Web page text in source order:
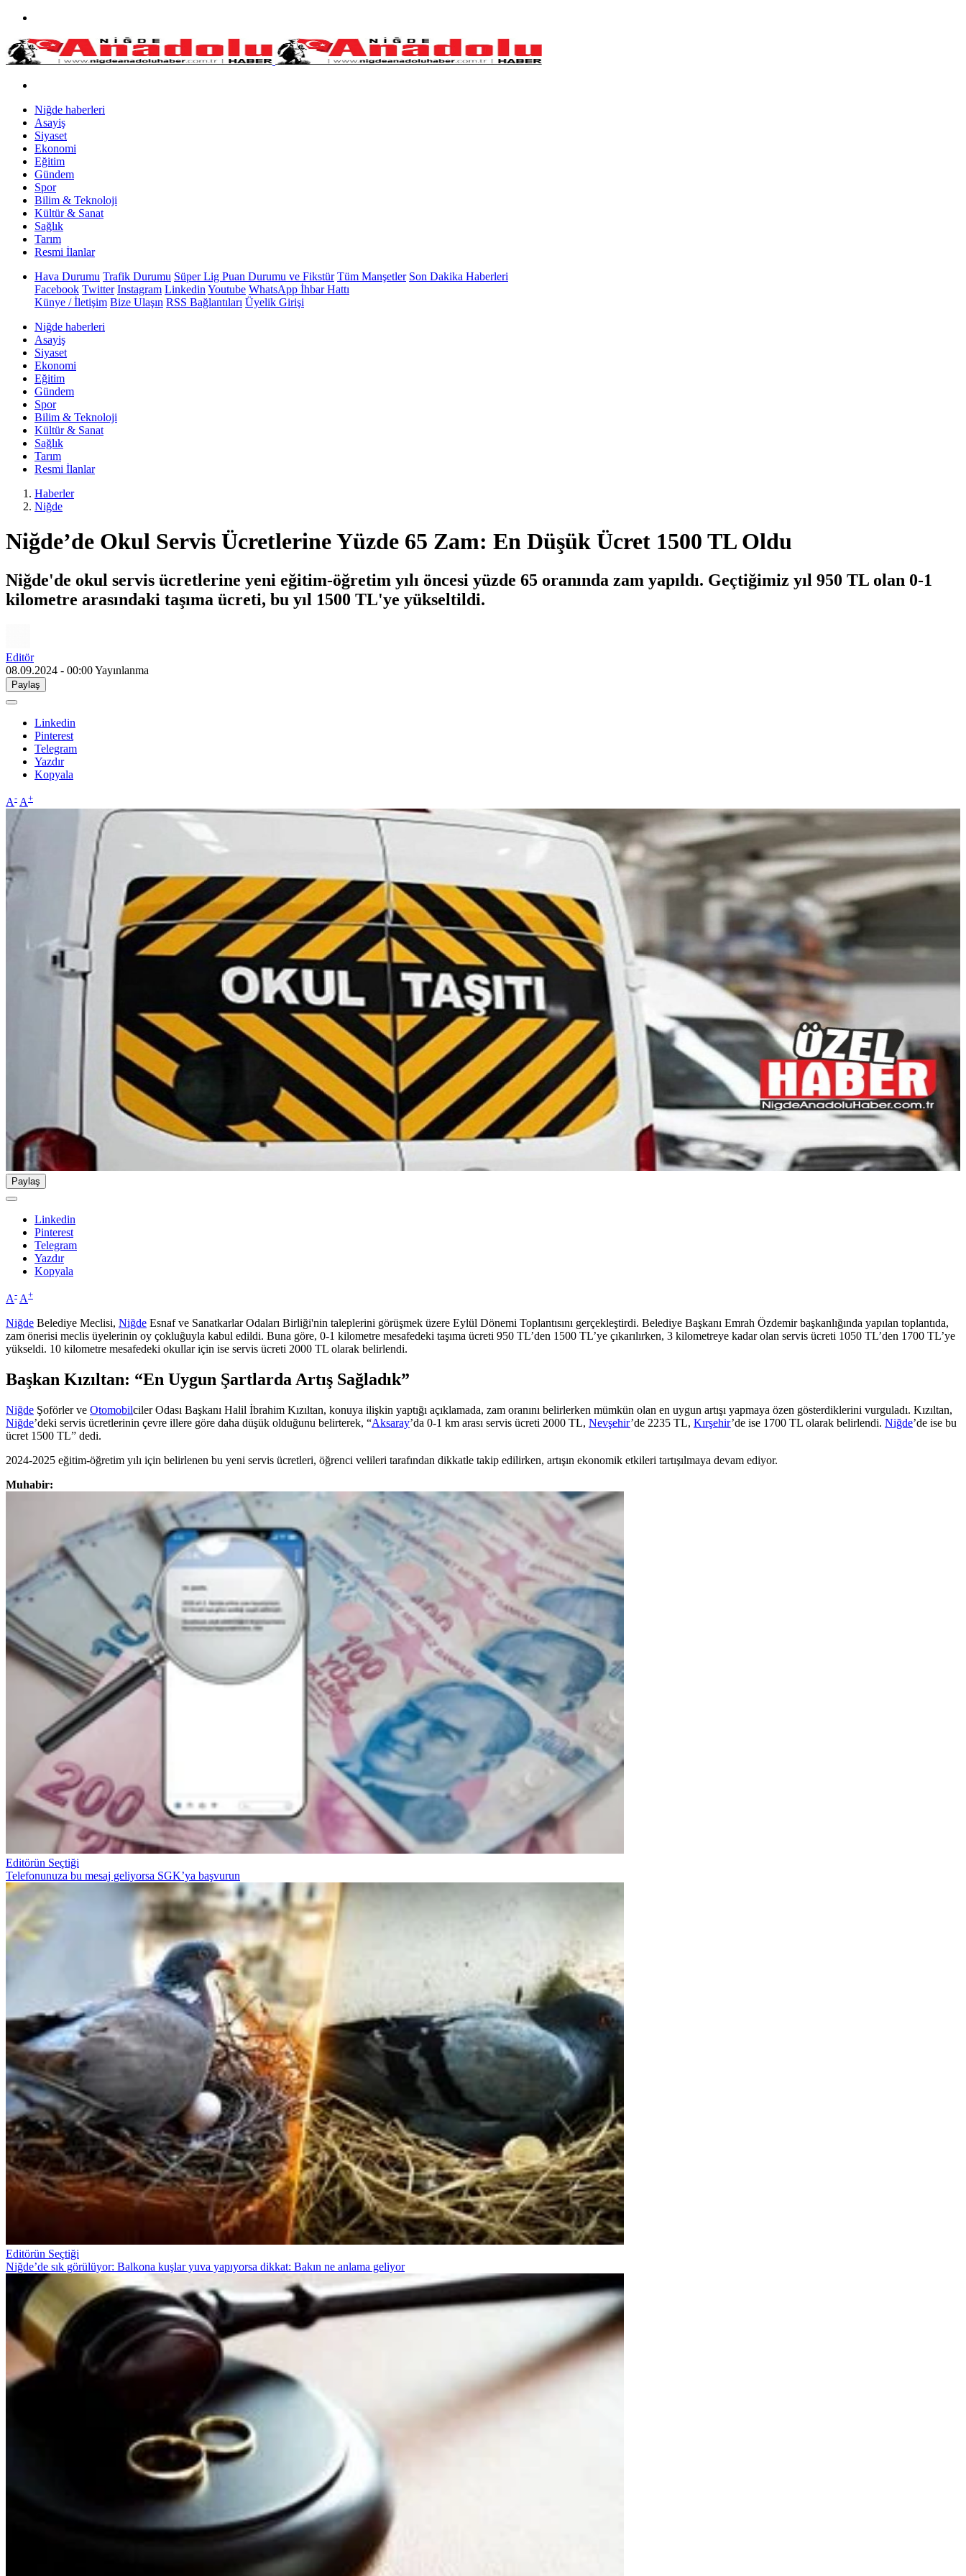
Niğde haberleri
Asayiş
Siyaset
Ekonomi
Eğitim
Gündem
Spor
Bilim & Teknoloji
Kültür & Sanat
Sağlık
Tarım
Resmi İlanlar
Hava Durumu Trafik Durumu Süper Lig Puan Durumu ve Fikstür Tüm Manşetler Son Dakika Haberleri
Facebook Twitter Instagram Linkedin Youtube WhatsApp İhbar Hattı
Künye / İletişim Bize Ulaşın RSS Bağlantıları Üyelik Girişi
Niğde haberleri
Asayiş
Siyaset
Ekonomi
Eğitim
Gündem
Spor
Bilim & Teknoloji
Kültür & Sanat
Sağlık
Tarım
Resmi İlanlar
Haberler
Niğde
Niğde’de Okul Servis Ücretlerine Yüzde 65 Zam: En Düşük Ücret 1500 TL Oldu
Niğde'de okul servis ücretlerine yeni eğitim-öğretim yılı öncesi yüzde 65 oranında zam yapıldı. Geçtiğimiz yıl 950 TL olan 0-1
kilometre arasındaki taşıma ücreti, bu yıl 1500 TL'ye yükseltildi.
Editör
08.09.2024 - 00:00Yayınlanma
Paylaş
Linkedin
Pinterest
Telegram
Yazdır
Kopyala
A- A+
Paylaş
Linkedin
Pinterest
Telegram
Yazdır
Kopyala
A- A+
Niğde Belediye Meclisi, Niğde Esnaf ve Sanatkarlar Odaları Birliği'nin taleplerini görüşmek üzere Eylül Dönemi Toplantısını gerçekleştirdi. Belediye Başkanı Emrah Özdemir başkanlığında yapılan toplantıda,
zam önerisi meclis üyelerinin oy çokluğuyla kabul edildi. Buna göre, 0-1 kilometre mesafedeki taşıma ücreti 950 TL’den 1500 TL’ye çıkarılırken, 3 kilometreye kadar olan servis ücreti 1050 TL’den 1700 TL’ye
yükseldi. 10 kilometre mesafedeki okullar için ise servis ücreti 2000 TL olarak belirlendi.
Başkan Kızıltan: “En Uygun Şartlarda Artış Sağladık”
Niğde Şoförler ve Otomobilciler Odası Başkanı Halil İbrahim Kızıltan, konuya ilişkin yaptığı açıklamada, zam oranını belirlerken mümkün olan en uygun artışı yapmaya özen gösterdiklerini vurguladı. Kızıltan,
Niğde’deki servis ücretlerinin çevre illere göre daha düşük olduğunu belirterek, “Aksaray’da 0-1 km arası servis ücreti 2000 TL, Nevşehir’de 2235 TL, Kırşehir’de ise 1700 TL olarak belirlendi. Niğde’de ise bu
ücret 1500 TL” dedi.
2024-2025 eğitim-öğretim yılı için belirlenen bu yeni servis ücretleri, öğrenci velileri tarafından dikkatle takip edilirken, artışın ekonomik etkileri tartışılmaya devam ediyor.
Muhabir:
Editörün Seçtiği
Telefonunuza bu mesaj geliyorsa SGK’ya başvurun
Editörün Seçtiği
Niğde’de sık görülüyor: Balkona kuşlar yuva yapıyorsa dikkat: Bakın ne anlama geliyor